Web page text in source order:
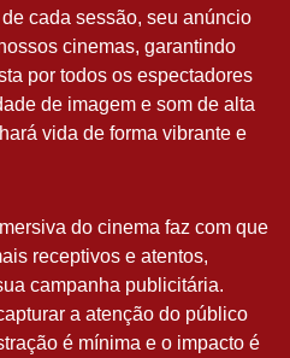
cada sessão, seu anúncio
cinemas, garantindo
por todos os espectadores
de imagem e som de alta
vida de forma vibrante e
do cinema faz com que
receptivos e atentos,
campanha publicitária.
a atenção do público
é mínima e o impacto é